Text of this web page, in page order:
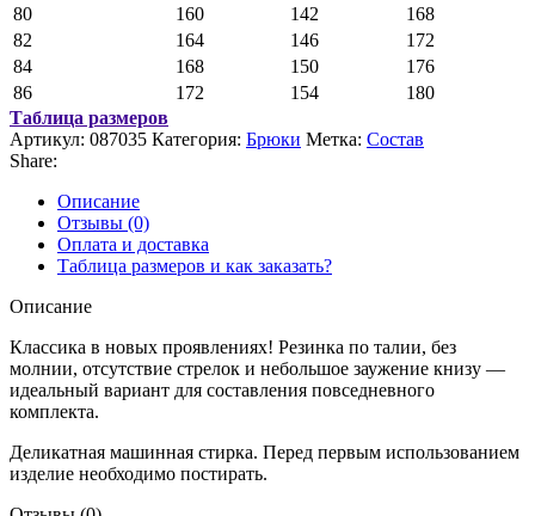
80
160 142
168
82
164 146
172
84
168 150
176
86
172 154
180
Таблица размеров
Артикул: 087035 Категория: Брюки Метка: Состав
Share:
Описание
Отзывы (0)
Оплата и доставка
Таблица размеров и как заказать?
Описание
Классика в новых проявлениях! Резинка по талии, без
молнии, отсутствие стрелок и небольшое заужение книзу —
идеальный вариант для составления повседневного
комплекта.
Деликатная машинная стирка. Перед первым использованием
изделие необходимо постирать.